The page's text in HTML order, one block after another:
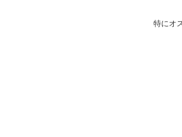
特に